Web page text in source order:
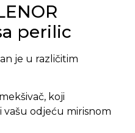
perilic
je u različitim
koji
vašu odjeću mirisnom